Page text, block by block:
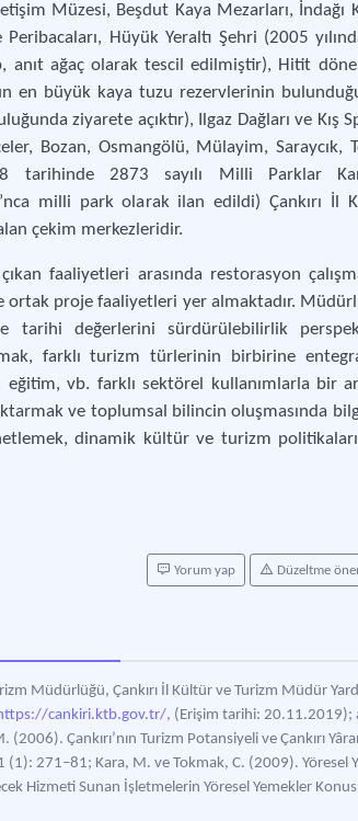
Müzesi, Beşdut Kaya Mezarları, İndağı
Peribacaları, Hüyük Yeraltı Şehri (2005
anıt ağaç olarak tescil edilmiştir), Hitit
en büyük kaya tuzu rezervlerinin bulunduğu
ziyarete açıktır), Ilgaz Dağları ve Kış
Bozan, Osmangölü, Mülayim, Saraycık,
tarihinde 2873 sayılı Milli Parklar
milli park olarak ilan edildi) Çankırı
çekim merkezleridir.
faaliyetleri arasında restorasyon
ortak proje faaliyetleri yer almaktadır.
tarihi değerlerini sürdürülebilirlik
farklı turizm türlerinin birbirine
eğitim, vb. farklı sektörel kullanımlarla bir
ve toplumsal bilincin oluşmasında
dinamik kültür ve turizm politikaları
Yorum yap Düzeltme
Müdürlüğü, Çankırı İl Kültür ve Turizm Müdür
cankiri.ktb.gov.tr/, (Erişim tarihi: 20.11.2019);
Çankırı’nın Turizm Potansiyeli ve Çankırı
(1): 271–81; Kara, M. ve Tokmak, C. (2009). Yöresel
Hizmeti Sunan İşletmelerin Yöresel Yemekler